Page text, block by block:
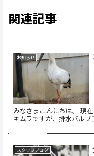
関連記事
お知らせ
みなさまこんにちは。 現
キムラですが、排水バル
スタッフブログ